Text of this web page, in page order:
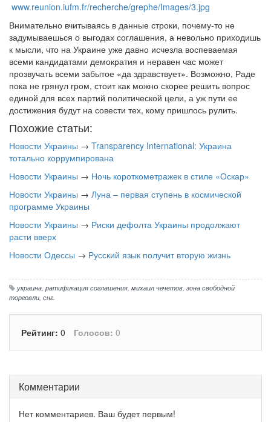
www.reunion.iufm.fr/recherche/grephe/Images/3.jpg
Внимательно вчитываясь в данные строки, почему-то не
задумываешься о выгодах соглашения, а невольно приходишь
к мысли, что на Украине уже давно исчезла воспеваемая
всеми кандидатами демократия и неравен час может
прозвучать всеми забытое «да здравствует». Возможно, Раде
пока не грянул гром, стоит как можно скорее решить вопрос
единой для всех партий политической цели, а уж пути ее
достижения будут на совести тех, кому пришлось рулить.
Похожие статьи:
Новости Украины → Transparency International: Украина
тотально коррумпирована
Новости Украины → Ночь короткометражек в стиле «Оскар»
Новости Украины → Луна – первая ступень в космической
программе Украины
Новости Украины → Риски дефолта Украины продолжают
расти вверх
Новости Одессы → Русский язык получит вторую жизнь
украина, ратификация соглашения, михаил чечетов, зона свободной
торговли, снг.
Рейтинг: 0 Голосов: 0
Комментарии
Нет комментариев. Ваш будет первым!